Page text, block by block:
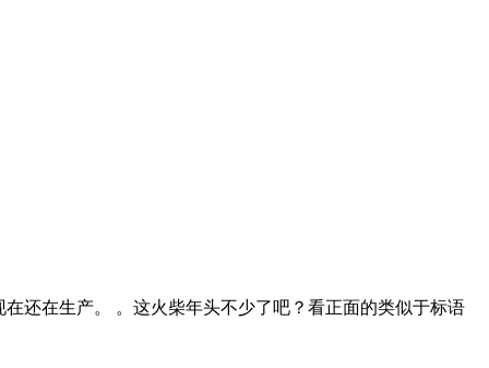
还在生产。 。这火柴年头不少了吧？看正面的类似于标语